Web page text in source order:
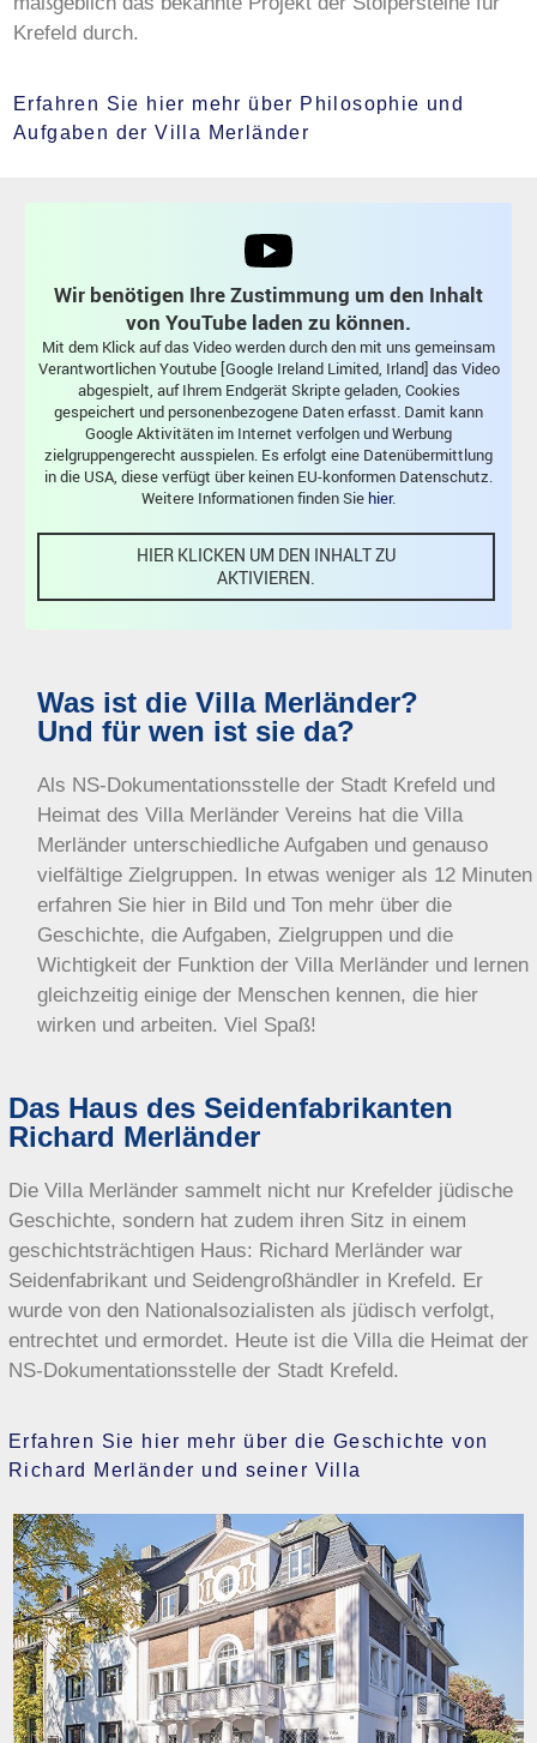
Krefeld durch.
Erfahren Sie hier mehr über Philosophie und
Aufgaben der Villa Merländer
Wir benötigen Ihre Zustimmung um den Inhalt
von YouTube laden zu können.
Mit dem Klick auf das Video werden durch den mit uns gemeinsam
Verantwortlichen Youtube [Google Ireland Limited, Irland] das Video
abgespielt, auf Ihrem Endgerät Skripte geladen, Cookies
gespeichert und personenbezogene Daten erfasst. Damit kann
Google Aktivitäten im Internet verfolgen und Werbung
zielgruppengerecht ausspielen. Es erfolgt eine Datenübermittlung
in die USA, diese verfügt über keinen EU-konformen Datenschutz.
Weitere Informationen finden Sie hier.
HIER KLICKEN UM DEN INHALT ZU
AKTIVIEREN.
Was ist die Villa Merländer?
Und für wen ist sie da?
Als NS-Dokumentationsstelle der Stadt Krefeld und
Heimat des Villa Merländer Vereins hat die Villa
Merländer unterschiedliche Aufgaben und genauso
vielfältige Zielgruppen. In etwas weniger als 12 Minuten
erfahren Sie hier in Bild und Ton mehr über die
Geschichte, die Aufgaben, Zielgruppen und die
Wichtigkeit der Funktion der Villa Merländer und lernen
gleichzeitig einige der Menschen kennen, die hier
wirken und arbeiten. Viel Spaß!
Das Haus des Seidenfabrikanten
Richard Merländer
Die Villa Merländer sammelt nicht nur Krefelder jüdische
Geschichte, sondern hat zudem ihren Sitz in einem
geschichtsträchtigen Haus: Richard Merländer war
Seidenfabrikant und Seidengroßhändler in Krefeld. Er
wurde von den Nationalsozialisten als jüdisch verfolgt,
entrechtet und ermordet. Heute ist die Villa die Heimat der
NS-Dokumentationsstelle der Stadt Krefeld.
Erfahren Sie hier mehr über die Geschichte von
Richard Merländer und seiner Villa